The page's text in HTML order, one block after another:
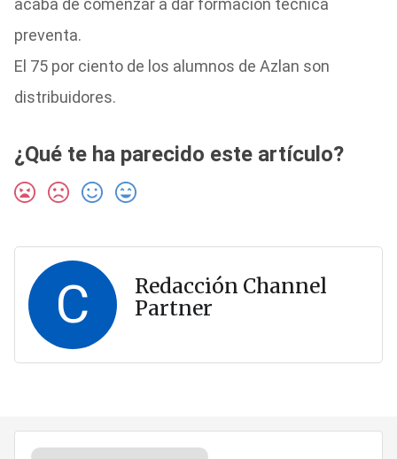
acaba de comenzar a dar formación técnica
preventa.
El 75 por ciento de los alumnos de Azlan son
distribuidores.
¿Qué te ha parecido este artículo?
C
Redacción Channel
Partner